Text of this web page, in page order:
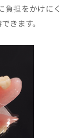
負担をかけにく
きます。